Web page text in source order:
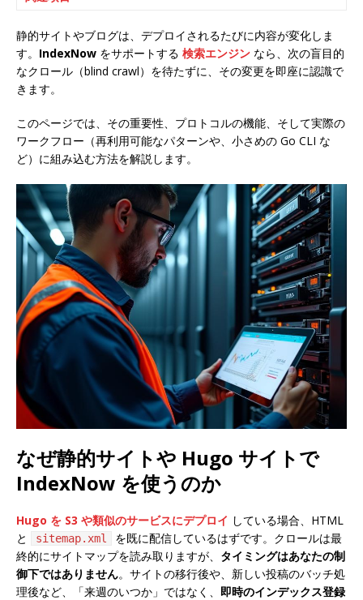
静的サイトやブログは、デプロイされるたびに内容が変化しま
す。 IndexNow をサポートする 検索エンジン なら、次の盲目的
なクロール（blind crawl）を待たずに、その変更を即座に認識で
きます。
このページでは、その重要性、プロトコルの機能、そして実際の
ワークフロー（再利用可能なパターンや、小さめの Go CLI な
ど）に組み込む方法を解説します。
なぜ静的サイトや Hugo サイトで
IndexNow を使うのか
Hugo を S3 や類似のサービスにデプロイ している場合、HTML
と
sitemap.xml
を既に配信しているはずです。クロールは最
終的にサイトマップを読み取りますが、 タイミングはあなたの制
御下ではありません。サイトの移行後や、新しい投稿のバッチ処
理後など、「来週のいつか」ではなく、 即時のインデックス登録